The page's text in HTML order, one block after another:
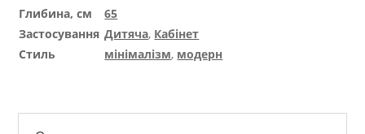
Глибина, см
65
Застосування Дитяча, Кабінет
Стиль
мінімалізм, модерн